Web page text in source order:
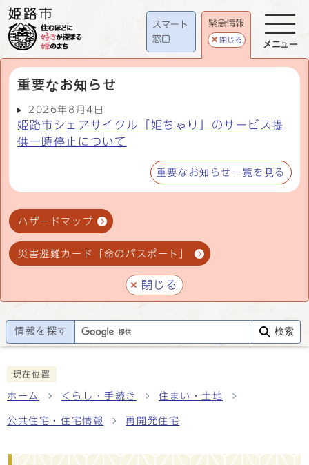
スマート
窓口
緊急情報
閉じる
重要なお知らせ
2026年8月4日
姫路市シェアサイクル「姫ちゃり」のサービス提
供一時停止について
重要なお知らせ一覧を見る
ハザードマップ
災害避難カード「命のパスポート」
閉じる
メニュー
情報を探す 検索
現在位置
ホーム くらし・手続き 住まい・土地
公共住宅・住宅情報 再開発住宅